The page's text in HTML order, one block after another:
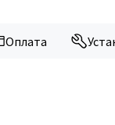
Оплата